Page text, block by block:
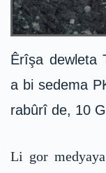
Êrîşa dewleta
a bi sedema
rabûrî de, 10
Li gor